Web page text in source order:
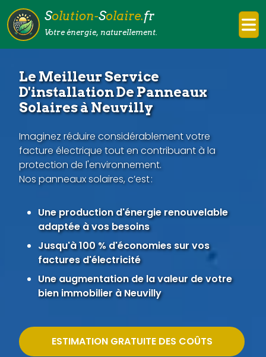
Solution-Solaire.fr
Votre énergie, naturellement.
Le Meilleur Service
D'installation De Panneaux
Solaires à Neuvilly
Imaginez réduire considérablement votre
facture électrique tout en contribuant à la
protection de l'environnement.
Nos panneaux solaires, c’est :
Une production d'énergie renouvelable
adaptée à vos besoins
Jusqu'à 100 % d'économies sur vos
factures d'électricité
Une augmentation de la valeur de votre
bien immobilier à Neuvilly
ESTIMATION GRATUITE DES COÛTS